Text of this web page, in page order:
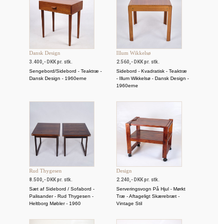
Dansk Design
3.400,- DKK pr. stk.
Sengebord/Sidebord - Teaktræ -
Dansk Design - 1960erne
Illum Wikkelsø
2.560,- DKK pr. stk.
Sidebord - Kvadratisk - Teaktræ
- Illum Wikkelsø - Dansk Design -
1960erne
Rud Thygesen
8.500,- DKK pr. stk.
Sæt af Sidebord / Sofabord -
Palisander - Rud Thygesen -
Heltborg Møbler - 1960
Design
2.240,- DKK pr. stk.
Serveringsvogn På Hjul - Mørkt
Træ - Aftageligt Skærebræt -
Vintage Stil